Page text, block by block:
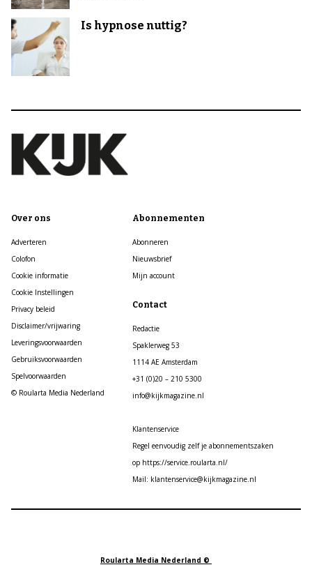
Is hypnose nuttig?
Over ons
Adverteren
Colofon
Cookie informatie
Cookie Instellingen
Privacy beleid
Disclaimer/vrijwaring
Leveringsvoorwaarden
Gebruiksvoorwaarden
Spelvoorwaarden
© Roularta Media Nederland
Abonnementen
Abonneren
Nieuwsbrief
Mijn account
Contact
Redactie
Spaklerweg 53
1114 AE Amsterdam
+31 (0)20 – 210 5300
info@kijkmagazine.nl
Klantenservice
Regel eenvoudig zelf je abonnementszaken
op https://service.roularta.nl/
Mail: klantenservice@kijkmagazine.nl
Roularta Media Nederland ©